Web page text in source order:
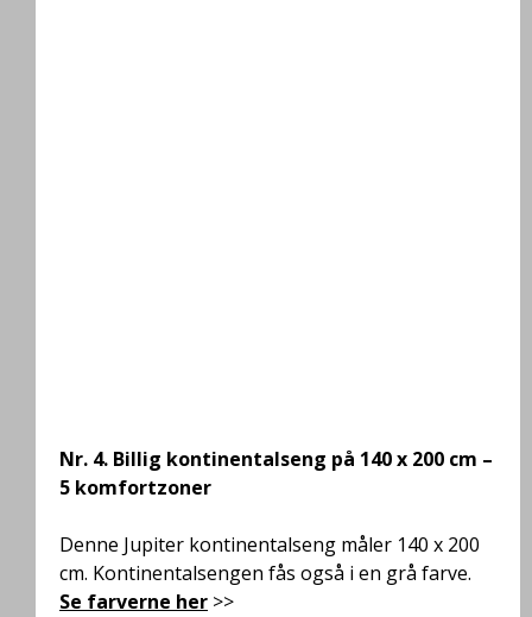
Nr. 4. Billig kontinentalseng på 140 x 200 cm –
5 komfortzoner
Denne Jupiter kontinentalseng måler 140 x 200
cm. Kontinentalsengen fås også i en grå farve.
Se farverne her >>